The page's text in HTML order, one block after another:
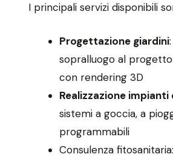
I principali servizi disponibili
Progettazione giardini
sopralluogo al
con rendering 3D
Realizzazione impianti
sistemi a goccia, a
programmabili
Consulenza